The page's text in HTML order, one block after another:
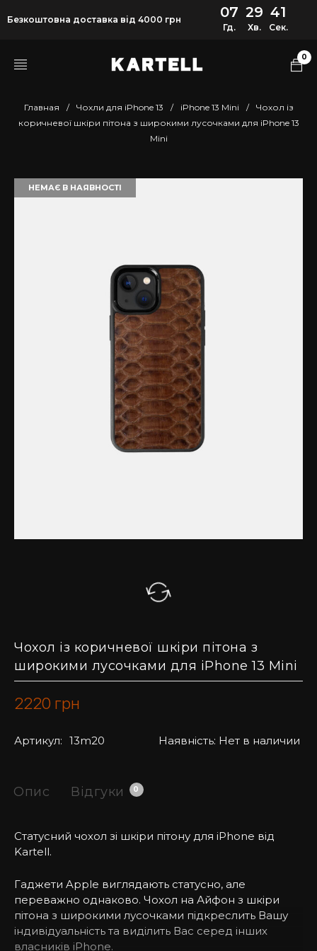
Безкоштовна доставка від 4000 грн 07
Гд.
29
Хв.
40
Сек.
0
Главная / Чохли для iPhone 13 / iPhone 13 Mini /
Чохол із
коричневої шкіри пітона з широкими лусочками для iPhone 13
Mini
НЕМАЄ В НАЯВНОСТІ
Чохол із коричневої шкіри пітона з
широкими лусочками для iPhone 13 Mini
2220 грн
Артикул: 13m20 Наявність: Нет в наличии
Опис Відгуки 0
Статусний чохол зі шкіри пітону для iPhone від
Kartell.
Гаджети Apple виглядають статусно, але
переважно однаково. Чохол на Айфон з шкіри
пітона з широкими лусочками підкреслить Вашу
індивідуальність та виділить Вас серед інших
власників iPhone.